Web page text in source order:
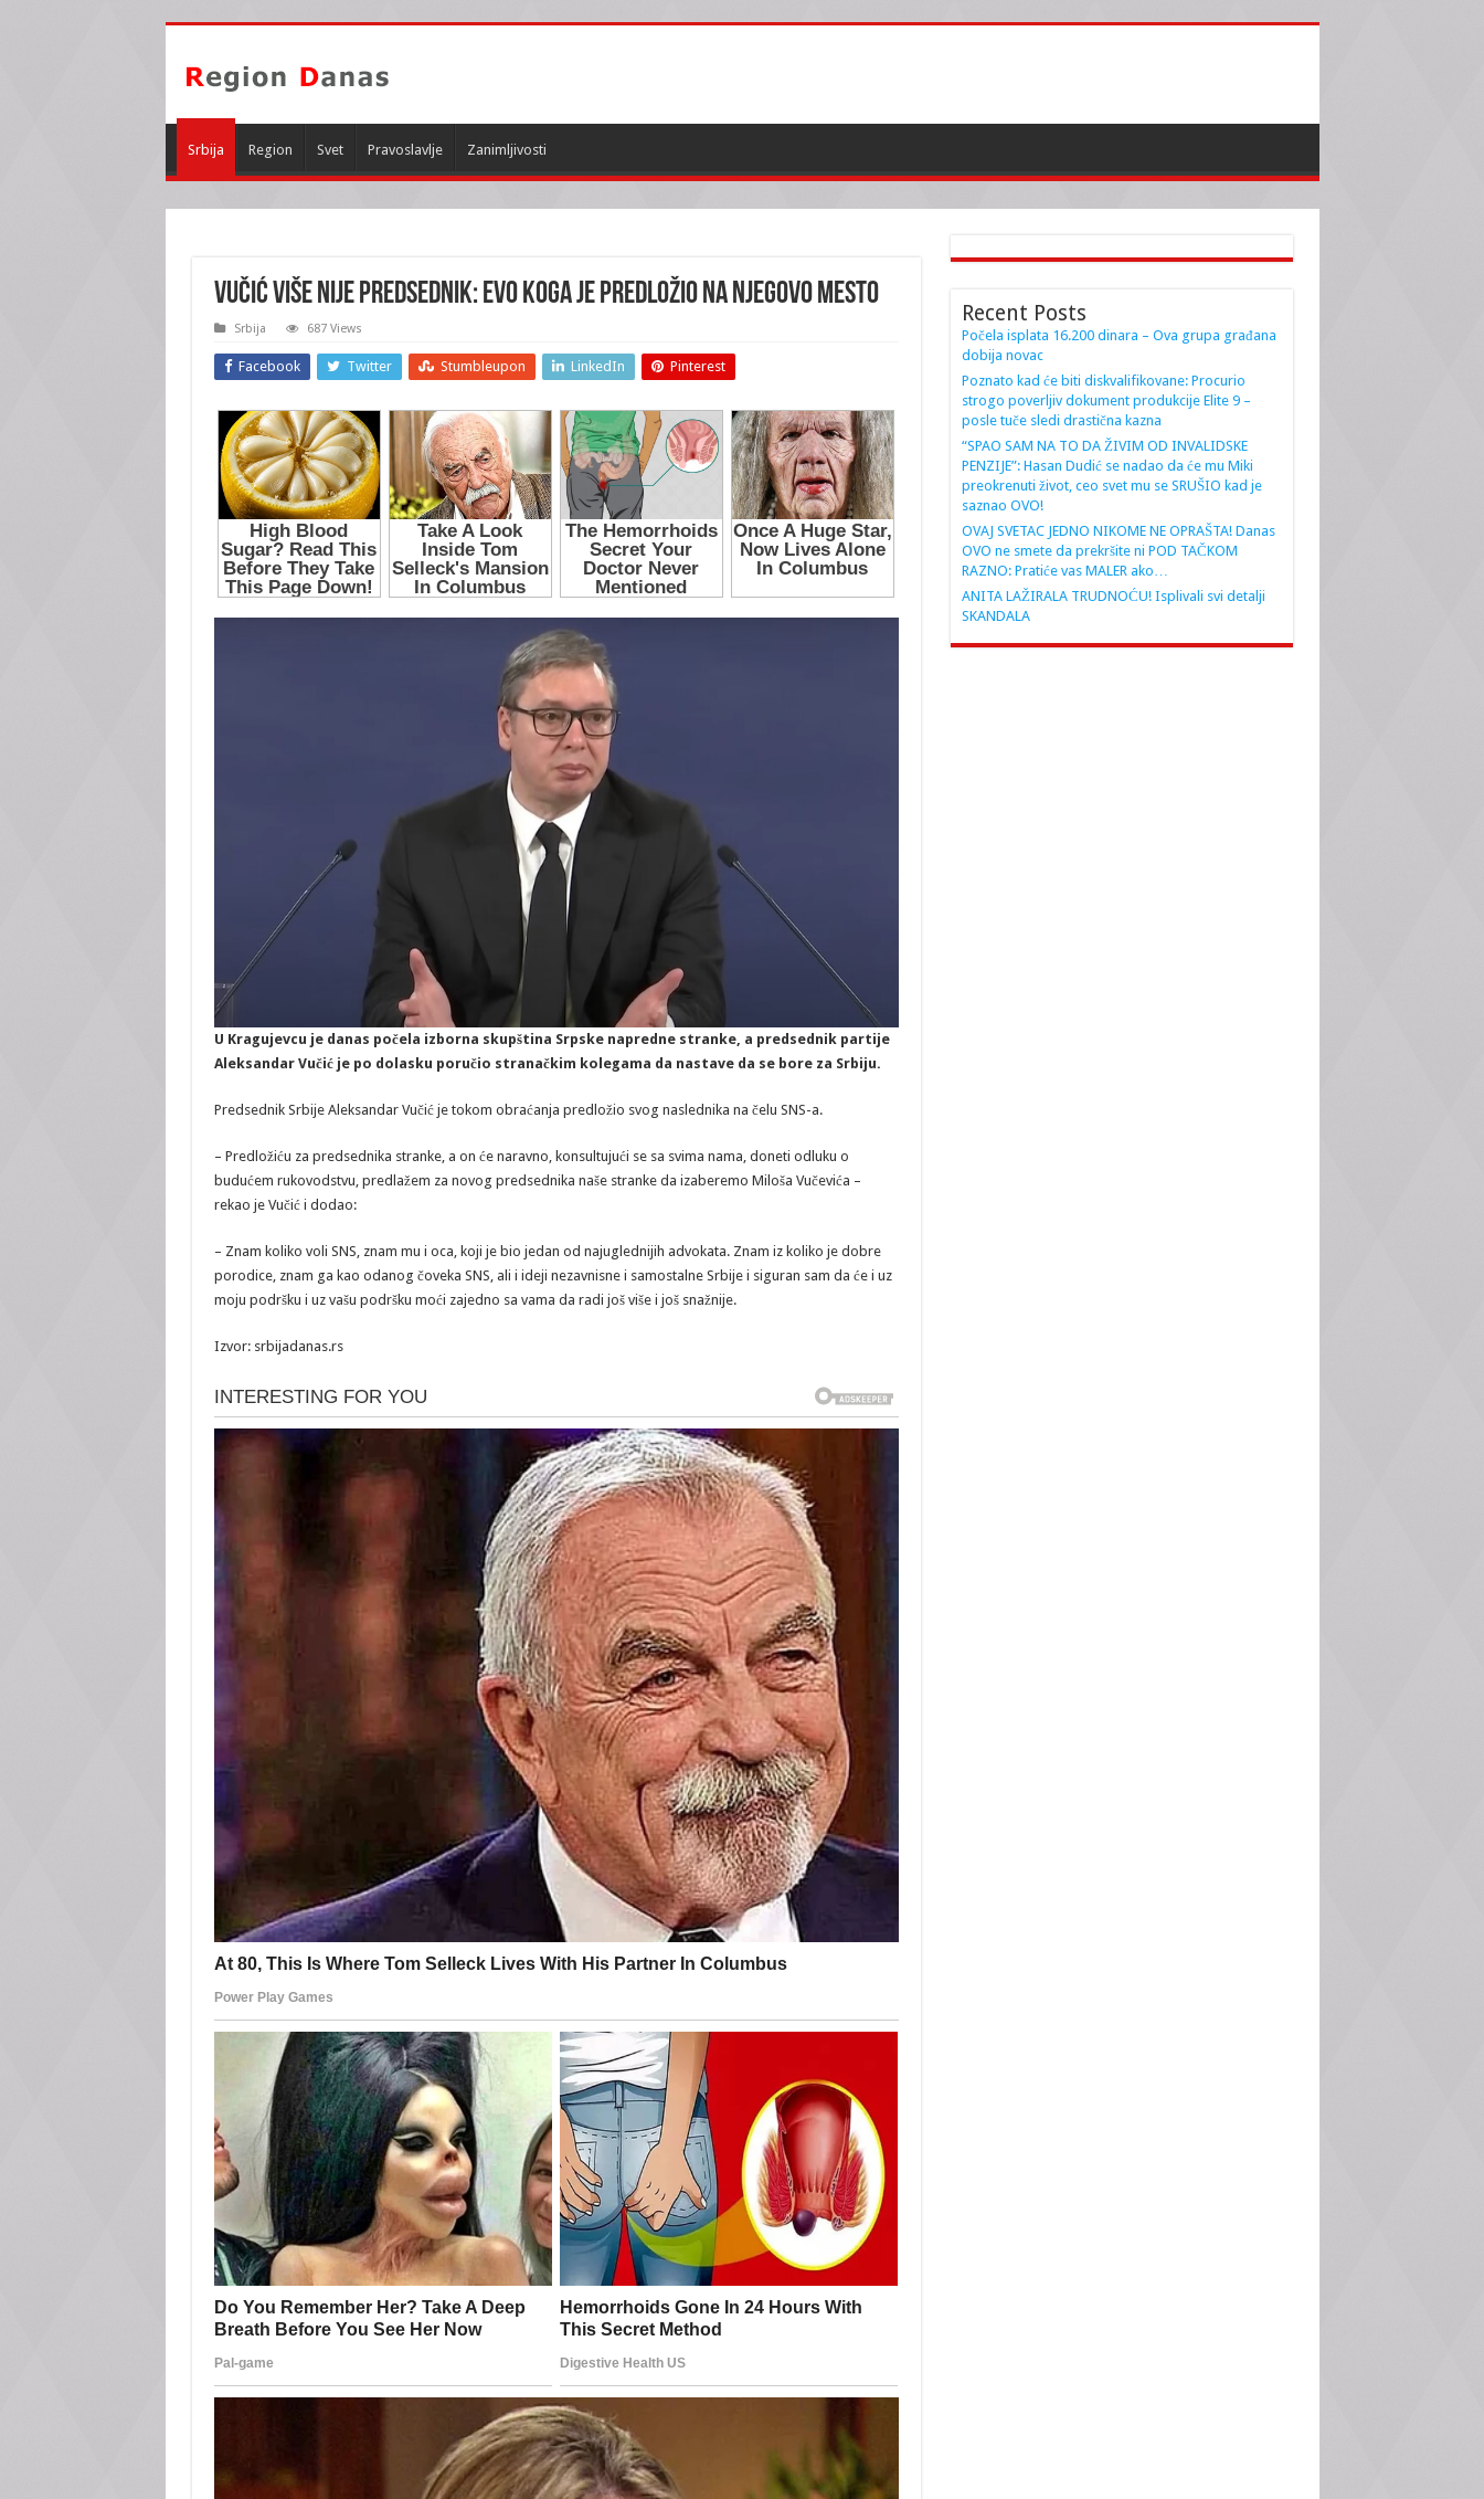
Srbija Region Svet Pravoslavlje Zanimljivosti
VUČIĆ VIŠE NIJE PREDSEDNIK: Evo koga je predložio na njegovo mesto
Srbija 687 Views
Facebook Twitter Stumbleupon LinkedIn Pinterest
U Kragujevcu je danas počela izborna skupština Srpske napredne stranke, a predsednik partije
Aleksandar Vučić je po dolasku poručio stranačkim kolegama da nastave da se bore za Srbiju.
Predsednik Srbije Aleksandar Vučić je tokom obraćanja predložio svog naslednika na čelu SNS-a.
– Predložiću za predsednika stranke, a on će naravno, konsultujući se sa svima nama, doneti odluku o
budućem rukovodstvu, predlažem za novog predsednika naše stranke da izaberemo Miloša Vučevića –
rekao je Vučić i dodao:
– Znam koliko voli SNS, znam mu i oca, koji je bio jedan od najuglednijih advokata. Znam iz koliko je dobre
porodice, znam ga kao odanog čoveka SNS, ali i ideji nezavnisne i samostalne Srbije i siguran sam da će i uz
moju podršku i uz vašu podršku moći zajedno sa vama da radi još više i još snažnije.
Izvor: srbijadanas.rs
Recent Posts
Počela isplata 16.200 dinara – Ova grupa građana
dobija novac
Poznato kad će biti diskvalifikovane: Procurio
strogo poverljiv dokument produkcije Elite 9 –
posle tuče sledi drastična kazna
“SPAO SAM NA TO DA ŽIVIM OD INVALIDSKE
PENZIJE”: Hasan Dudić se nadao da će mu Miki
preokrenuti život, ceo svet mu se SRUŠIO kad je
saznao OVO!
OVAJ SVETAC JEDNO NIKOME NE OPRAŠTA! Danas
OVO ne smete da prekršite ni POD TAČKOM
RAZNO: Pratiće vas MALER ako…
ANITA LAŽIRALA TRUDNOĆU! Isplivali svi detalji
SKANDALA